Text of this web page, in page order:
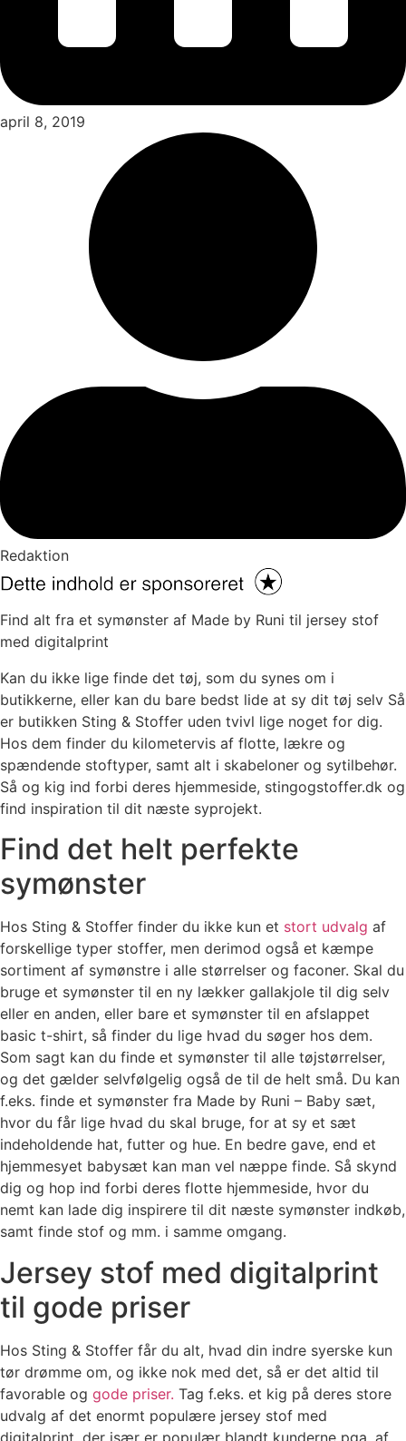
april 8, 2019
Redaktion
Find alt fra et symønster af Made by Runi til jersey stof
med digitalprint
Kan du ikke lige finde det tøj, som du synes om i
butikkerne, eller kan du bare bedst lide at sy dit tøj selv Så
er butikken Sting & Stoffer uden tvivl lige noget for dig.
Hos dem finder du kilometervis af flotte, lækre og
spændende stoftyper, samt alt i skabeloner og sytilbehør.
Så og kig ind forbi deres hjemmeside, stingogstoffer.dk og
find inspiration til dit næste syprojekt.
Find det helt perfekte
symønster
Hos Sting & Stoffer finder du ikke kun et stort udvalg af
forskellige typer stoffer, men derimod også et kæmpe
sortiment af symønstre i alle størrelser og faconer. Skal du
bruge et symønster til en ny lækker gallakjole til dig selv
eller en anden, eller bare et symønster til en afslappet
basic t-shirt, så finder du lige hvad du søger hos dem.
Som sagt kan du finde et symønster til alle tøjstørrelser,
og det gælder selvfølgelig også de til de helt små. Du kan
f.eks. finde et symønster fra Made by Runi – Baby sæt,
hvor du får lige hvad du skal bruge, for at sy et sæt
indeholdende hat, futter og hue. En bedre gave, end et
hjemmesyet babysæt kan man vel næppe finde. Så skynd
dig og hop ind forbi deres flotte hjemmeside, hvor du
nemt kan lade dig inspirere til dit næste symønster indkøb,
samt finde stof og mm. i samme omgang.
Jersey stof med digitalprint
til gode priser
Hos Sting & Stoffer får du alt, hvad din indre syerske kun
tør drømme om, og ikke nok med det, så er det altid til
favorable og gode priser. Tag f.eks. et kig på deres store
udvalg af det enormt populære jersey stof med
digitalprint, der især er populær blandt kunderne pga. af